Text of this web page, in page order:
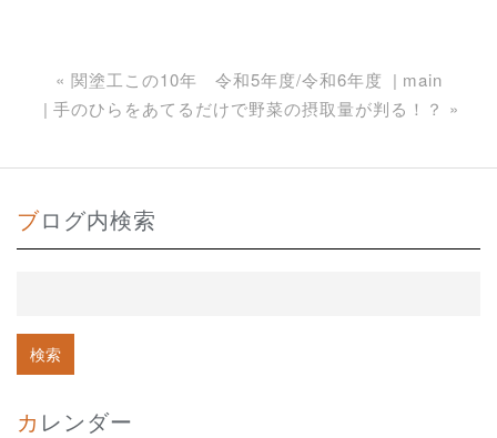
« 関塗工この10年 令和5年度/令和6年度
main
手のひらをあてるだけで野菜の摂取量が判る！？ »
ブログ内検索
カレンダー